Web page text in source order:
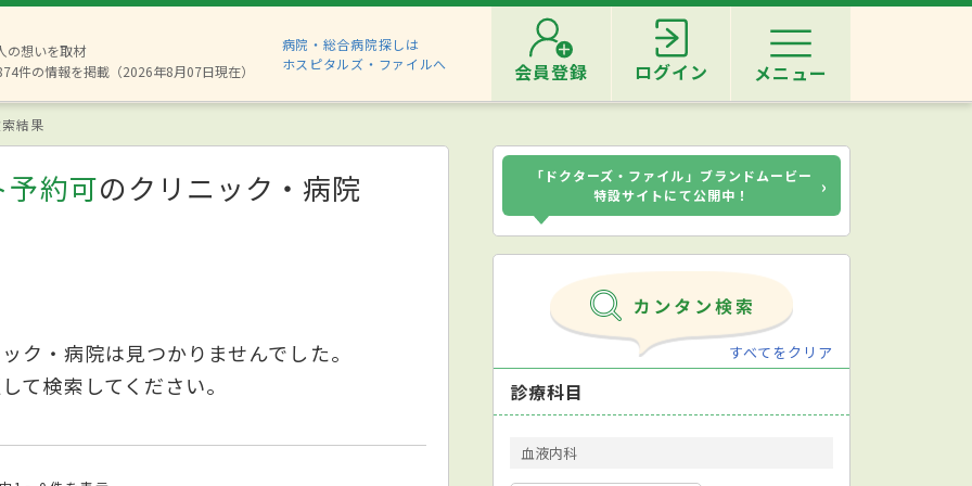
の想いを取材
件の情報を掲載（2026年8月07日現在）
病院・総合病院探しは
ホスピタルズ・ファイルへ
会員登録 ログイン メニュー
結果
約可のクリニック・病院
ク・病院は見つかりませんでした。
て検索してください。
「ドクターズ・ファイル」ブランドムービー
特設サイトにて公開中！
›
すべてをクリア
診療科目
血液内科